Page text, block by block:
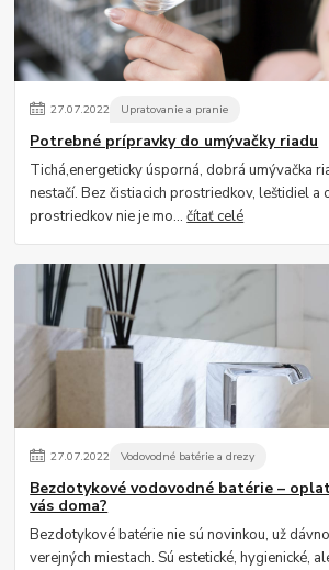
27.07.2022 Upratovanie a pranie
Potrebné prípravky do umývačky riadu
Tichá,energeticky úsporná, dobrá umývačka
nestačí. Bez čistiacich prostriedkov, leštidiel a
prostriedkov nie je mo...čítať celé
27.07.2022 Vodovodné batérie a drezy
Bezdotykové vodovodné batérie –
vás doma?
Bezdotykové batérie nie sú novinkou, už
verejných miestach. Sú estetické, hygienické,